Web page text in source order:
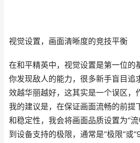
视觉设置，画面清晰度的竞技平衡
在和平精英中，视觉设置是第一位的
你发现敌人的能力，很多新手盲目追
效越华丽越好，这其实是一个误区，
我的建议是，在保证画面流畅的前提
和稳定性，我会将画面品质设置为“
到设备支持的极限，通常是“极限”或